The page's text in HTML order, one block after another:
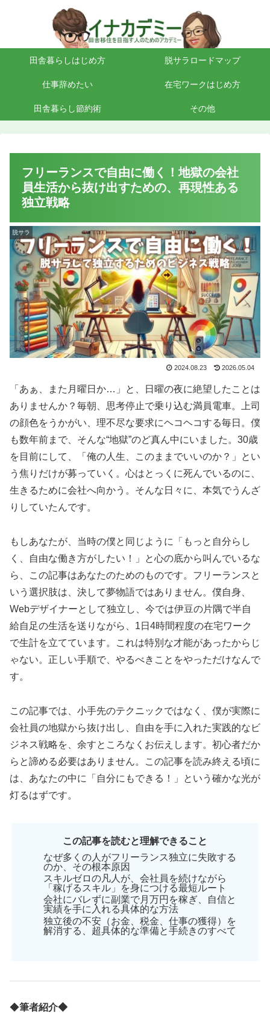
田舎暮らしはじめ方 脱サラロードマップ
仕事辞めたい 在宅ワークはじめ方
田舎暮らし節約術 その他
フリーランスで自由に働く！地獄の会社
員生活から抜け出すための、再現性ある
独立戦略
脱サラ
2024.08.23 2026.05.04
「あぁ、また月曜日か…」と、日曜の夜に絶望したことは
ありませんか？毎朝、思考停止で乗り込む満員電車。上司
の顔色をうかがい、理不尽な要求にヘコヘコする毎日。僕
も数年前まで、そんな“地獄”のど真ん中にいました。30歳
を目前にして、「俺の人生、このままでいいのか？」とい
う焦りだけが募っていく。心はとっくに死んでいるのに、
生きるために会社へ向かう。そんな日々に、本気でうんざ
りしていたんです。
もしあなたが、当時の僕と同じように「もっと自分らし
く、自由な働き方がしたい！」と心の底から叫んでいるな
ら、この記事はあなたのためのものです。フリーランスと
いう選択肢は、決して夢物語ではありません。僕自身、
Webデザイナーとして独立し、今では伊豆の片隅で半自
給自足の生活を送りながら、1日4時間程度の在宅ワーク
で生計を立てています。これは特別な才能があったからじ
ゃない。正しい手順で、やるべきことをやっただけなんで
す。
この記事では、小手先のテクニックではなく、僕が実際に
会社員の地獄から抜け出し、自由を手に入れた実践的なビ
ジネス戦略を、余すところなくお伝えします。初心者だか
らと諦める必要はありません。この記事を読み終える頃に
は、あなたの中に「自分にもできる！」という確かな光が
灯るはずです。
この記事を読むと理解できること
なぜ多くの人がフリーランス独立に失敗する
のか、その根本原因
スキルゼロの凡人が、会社員を続けながら
「稼げるスキル」を身につける最短ルート
会社にバレずに副業で月5万円を稼ぎ、自信と
実績を手に入れる具体的な方法
独立後の不安（お金、税金、仕事の獲得）を
解消する、超具体的な準備と手続きのすべて
◆筆者紹介◆